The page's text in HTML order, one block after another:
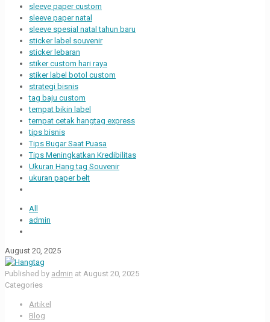
sleeve paper custom
sleeve paper natal
sleeve spesial natal tahun baru
sticker label souvenir
sticker lebaran
stiker custom hari raya
stiker label botol custom
strategi bisnis
tag baju custom
tempat bikin label
tempat cetak hangtag express
tips bisnis
Tips Bugar Saat Puasa
Tips Meningkatkan Kredibilitas
Ukuran Hang tag Souvenir
ukuran paper belt
All
admin
August 20, 2025
Published by admin at August 20, 2025
Categories
Artikel
Blog